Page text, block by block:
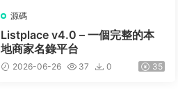
源碼
Listplace v4.0 – 一個完整的本
地商家名錄平台
2026-06-26 37 0 35